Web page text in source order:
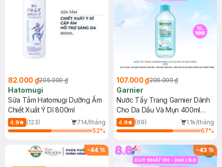
82.000 ₫205.000 ₫
Hatomugi
Sữa Tắm Hatomugi Dưỡng Ẩm
Chiết Xuất Ý Dĩ 800ml
4.9 (123)
714/tháng
52%
107.000 ₫209.000 ₫
Garnier
Nước Tẩy Trang Garnier Dành
Cho Da Dầu Và Mụn 400ml
(Mới)
4.9 (69)
1.1k/tháng
67%
-44 % -43%